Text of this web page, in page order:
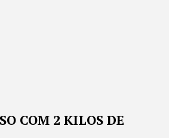
COM 2 KILOS DE